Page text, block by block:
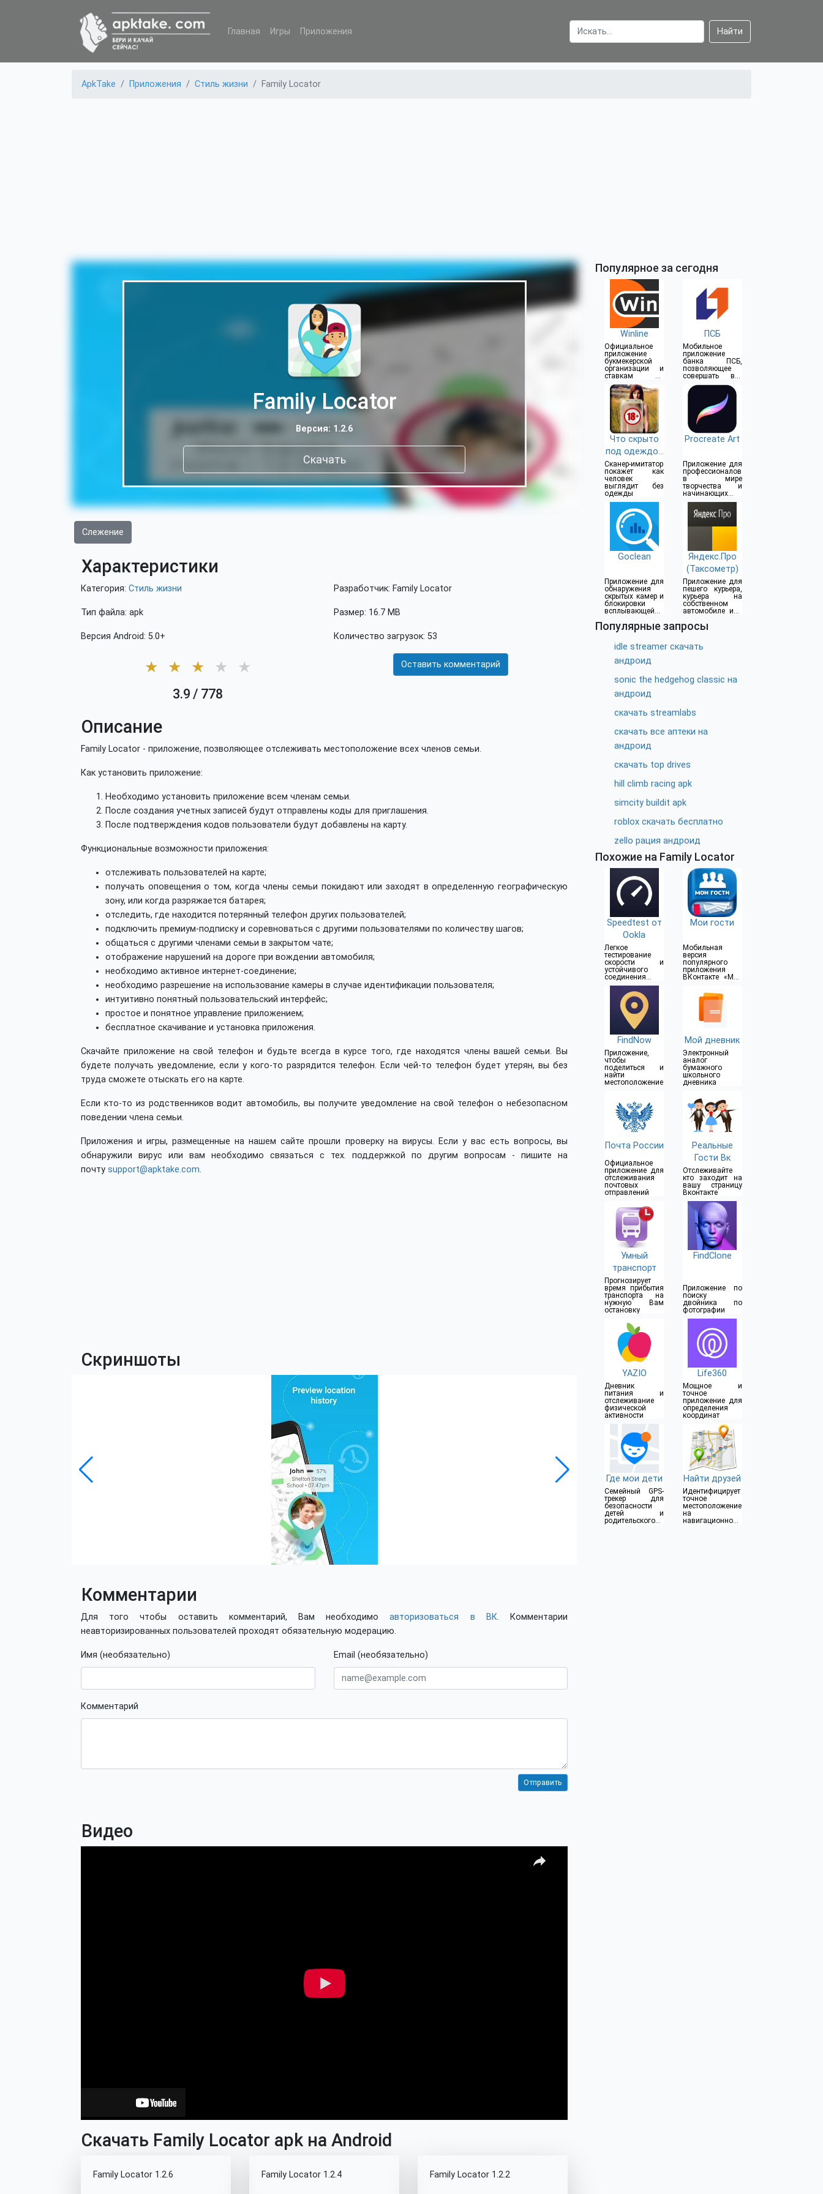
Главная Игры Приложения Найти
ApkTake Приложения Стиль жизни Family Locator
Family Locator
Версия: 1.2.6
Скачать
Слежение
Характеристики
Категория: Стиль жизни
Тип файла: apk
Версия Android: 5.0+
Разработчик: Family Locator
Размер: 16.7 MB
Количество загрузок: 53
★ ★ ★ ★ ★
3.9 / 778
Оставить комментарий
Описание
Family Locator - приложение, позволяющее отслеживать местоположение всех членов семьи.
Как установить приложение:
Необходимо установить приложение всем членам семьи.
После создания учетных записей будут отправлены коды для приглашения.
После подтверждения кодов пользователи будут добавлены на карту.
Функциональные возможности приложения:
отслеживать пользователей на карте;
получать оповещения о том, когда члены семьи покидают или заходят в определенную географическую
зону, или когда разряжается батарея;
отследить, где находится потерянный телефон других пользователей;
подключить премиум-подписку и соревноваться с другими пользователями по количеству шагов;
общаться с другими членами семьи в закрытом чате;
отображение нарушений на дороге при вождении автомобиля;
необходимо активное интернет-соединение;
необходимо разрешение на использование камеры в случае идентификации пользователя;
интуитивно понятный пользовательский интерфейс;
простое и понятное управление приложением;
бесплатное скачивание и установка приложения.
Скачайте приложение на свой телефон и будьте всегда в курсе того, где находятся члены вашей семьи. Вы
будете получать уведомление, если у кого-то разрядится телефон. Если чей-то телефон будет утерян, вы без
труда сможете отыскать его на карте.
Если кто-то из родственников водит автомобиль, вы получите уведомление на свой телефон о небезопасном
поведении члена семьи.
Приложения и игры, размещенные на нашем сайте прошли проверку на вирусы. Если у вас есть вопросы, вы
обнаружили вирус или вам необходимо связаться с тех. поддержкой по другим вопросам - пишите на
почту support@apktake.com.
Скриншоты
Комментарии
Для того чтобы оставить комментарий, Вам необходимоавторизоваться в ВК. Комментарии
неавторизированных пользователей проходят обязательную модерацию.
Имя (необязательно) Email (необязательно)
Комментарий
Видео
Скачать Family Locator apk на Android
Family Locator 1.2.6 Family Locator 1.2.4 Family Locator 1.2.2
Популярное за сегодня
Winline
Официальное
приложение
букмекерской
организации и
ставкам на
спорт
ПСБ
Мобильное
приложение
банка ПСБ,
позволяющее
совершать все
операции прямо
из дома
Что скрыто
под одеждой
(18+)
Сканер-имитатор
покажет как
человек
выглядит без
одежды
Procreate Art
Приложение для
профессионалов
в мире
творчества и
начинающих
художников
Goclean
Приложение для
обнаружения
скрытых камер и
блокировки
всплывающей
Яндекс.Про
(Таксометр)
Приложение для
пешего курьера,
курьера на
собственном
автомобиле или
Популярные запросы
idle streamer скачать
андроид
sonic the hedgehog classic на
андроид
скачать streamlabs
скачать все аптеки на
андроид
скачать top drives
hill climb racing apk
simcity buildit apk
roblox скачать бесплатно
zello рация андроид
Похожие на Family Locator
Speedtest от
Ookla
Легкое
тестирование
скорости и
устойчивого
соединения в
одно
прикосновение
Мои гости
Мобильная
версия
популярного
приложения
ВКонтакте «Мои
FindNow
Приложение,
чтобы
поделиться и
найти
местоположение
Мой дневник
Электронный
аналог
бумажного
школьного
дневника
Почта России
Официальное
приложение для
отслеживания
почтовых
отправлений
Реальные
Гости Вк
Отслеживайте
кто заходит на
вашу страницу
Вконтакте
Умный
транспорт
Прогнозирует
время прибытия
транспорта на
нужную Вам
остановку
FindClone
Приложение по
поиску
двойника по
фотографии
YAZIO
Дневник
питания и
отслеживание
физической
активности
Life360
Мощное и
точное
приложение для
определения
координат
Где мои дети
Семейный GPS-
трекер для
безопасности
детей и
родительского
Найти друзей
Идентифицирует
точное
местоположение
на
навигационном